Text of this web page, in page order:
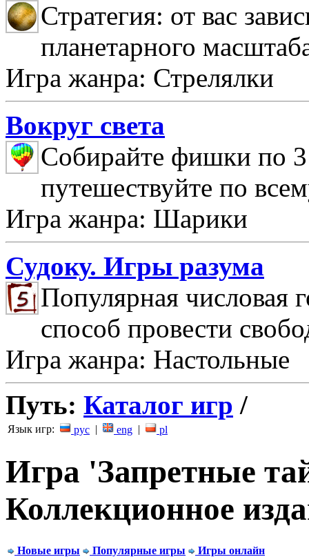
Стратегия: от вас
планетарного
Игра жанра: Стрелялки
Вокруг света
Собирайте фишки по
путешествуйте по
Игра жанра: Шарики
Судоку. Игры разума
Популярная числовая
способ провести
Игра жанра: Настольные
Путь: Каталог игр /
Язык игр: рус | eng | pl
Игра 'Запретные
Коллекционное
Новые игры Популярные игры Игры онлайн